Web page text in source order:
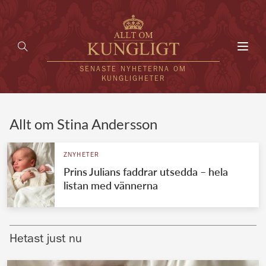
SENASTE NYHETERNA OM
KUNGLIGHETER
UTLÄNDSKT
VÄRLDENS KUNGAHUS
Brittiska kungahuset
Allt om Stina Andersson
ZNYHETER
Prins Julians faddrar utsedda – hela
listan med vännerna
Hetast just nu